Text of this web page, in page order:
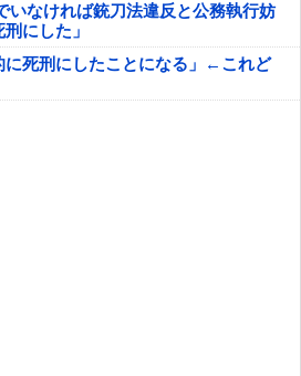
いなければ銃刀法違反と公務執行妨
にした」
に死刑にしたことになる」←これど